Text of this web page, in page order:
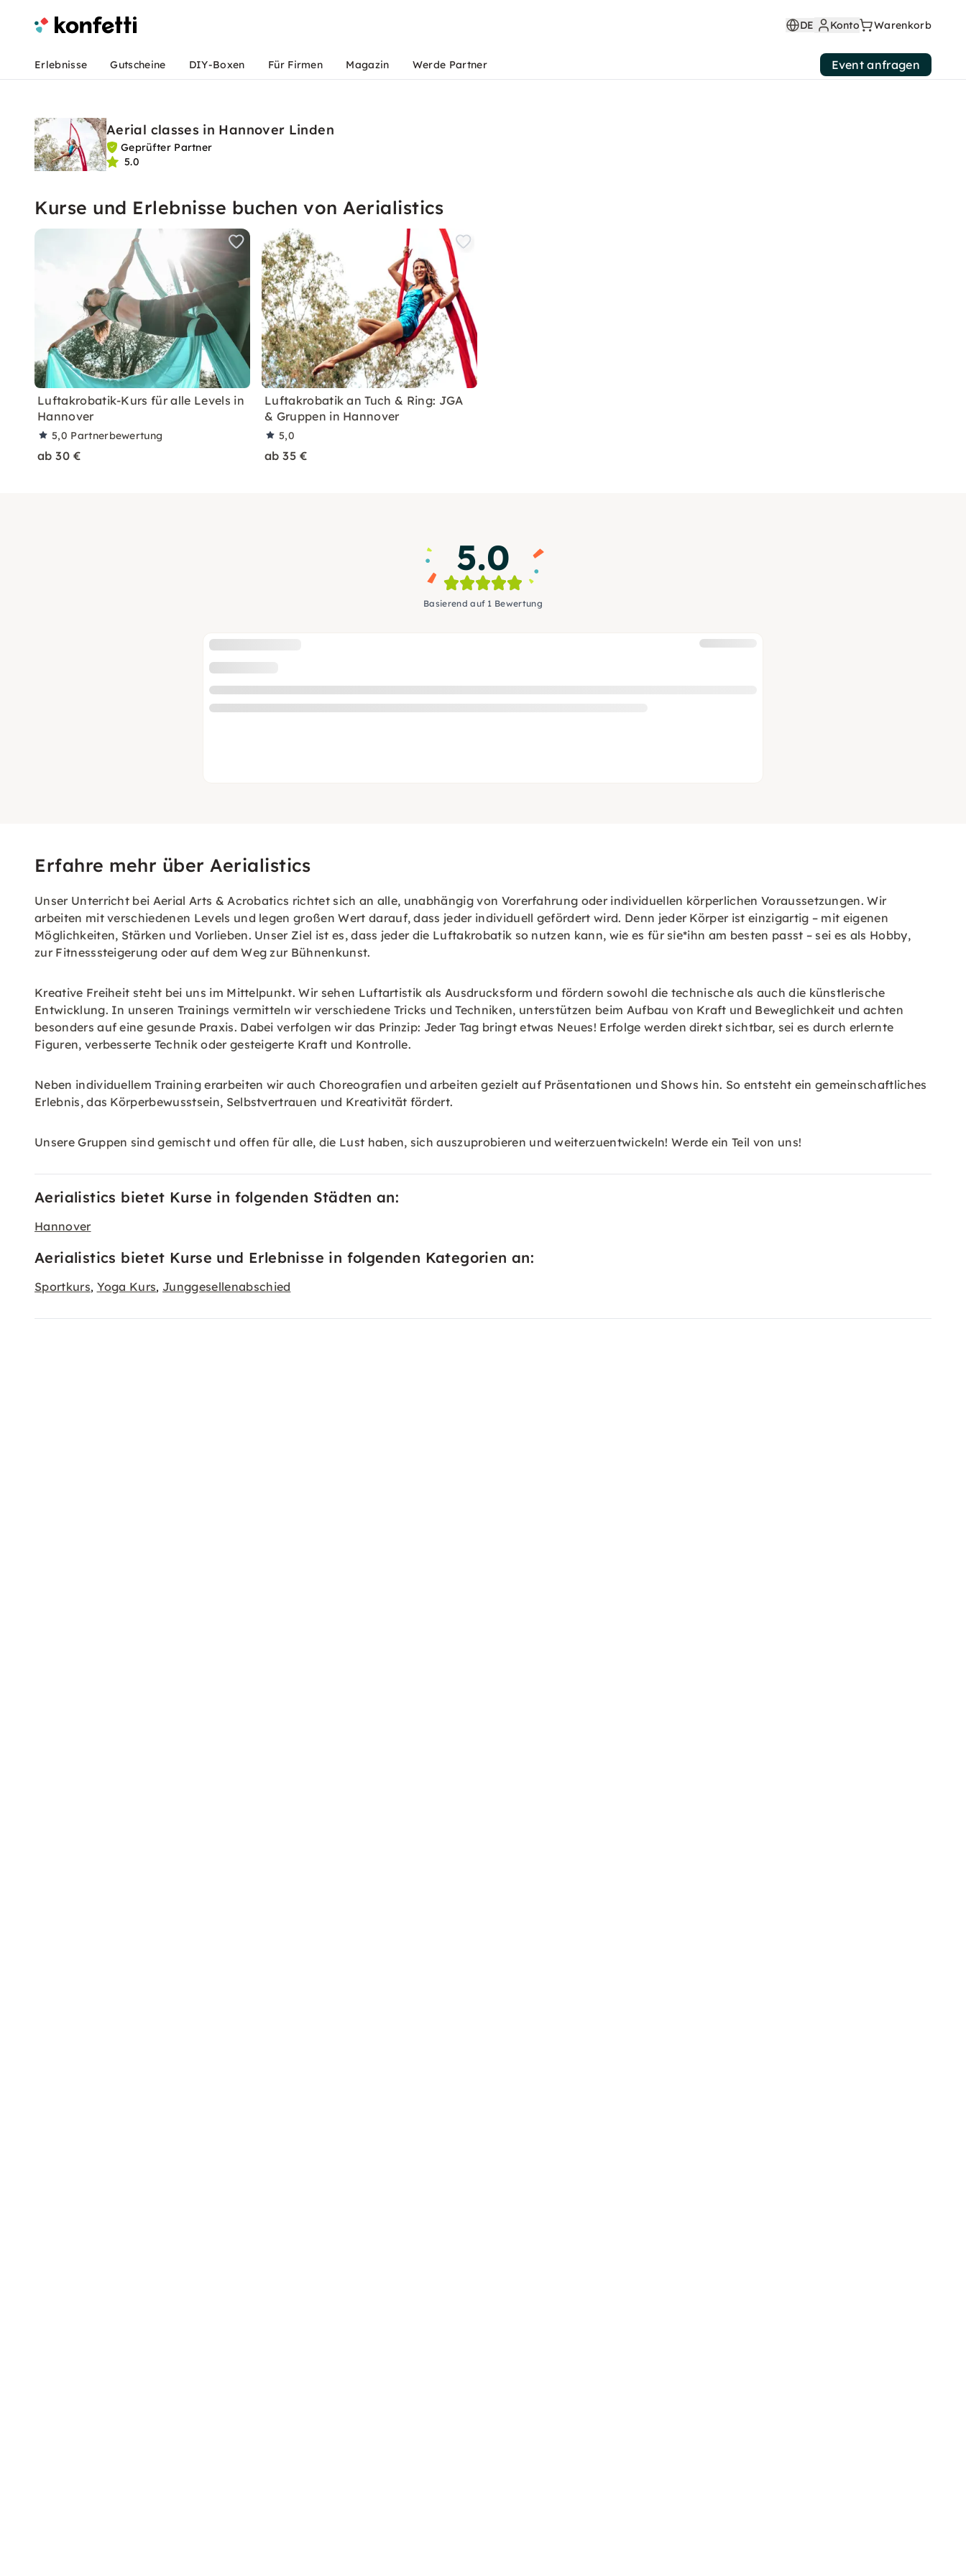
DE Konto Warenkorb
Erlebnisse Gutscheine DIY-Boxen Für Firmen Magazin Werde Partner Event anfragen
Aerial classes in Hannover Linden
Geprüfter Partner
5.0
Kurse und Erlebnisse buchen von Aerialistics
Luftakrobatik-Kurs für alle Levels in
Hannover
5,0 Partnerbewertung
ab 30 €
Luftakrobatik an Tuch & Ring: JGA
& Gruppen in Hannover
5,0
ab 35 €
5.0
Basierend auf 1 Bewertung
Erfahre mehr über Aerialistics
Unser Unterricht bei Aerial Arts & Acrobatics richtet sich an alle, unabhängig von Vorerfahrung oder individuellen körperlichen Voraussetzungen. Wir
arbeiten mit verschiedenen Levels und legen großen Wert darauf, dass jeder individuell gefördert wird. Denn jeder Körper ist einzigartig – mit eigenen
Möglichkeiten, Stärken und Vorlieben. Unser Ziel ist es, dass jeder die Luftakrobatik so nutzen kann, wie es für sie*ihn am besten passt – sei es als Hobby,
zur Fitnesssteigerung oder auf dem Weg zur Bühnenkunst.
Kreative Freiheit steht bei uns im Mittelpunkt. Wir sehen Luftartistik als Ausdrucksform und fördern sowohl die technische als auch die künstlerische
Entwicklung. In unseren Trainings vermitteln wir verschiedene Tricks und Techniken, unterstützen beim Aufbau von Kraft und Beweglichkeit und achten
besonders auf eine gesunde Praxis. Dabei verfolgen wir das Prinzip: Jeder Tag bringt etwas Neues! Erfolge werden direkt sichtbar, sei es durch erlernte
Figuren, verbesserte Technik oder gesteigerte Kraft und Kontrolle.
Neben individuellem Training erarbeiten wir auch Choreografien und arbeiten gezielt auf Präsentationen und Shows hin. So entsteht ein gemeinschaftliches
Erlebnis, das Körperbewusstsein, Selbstvertrauen und Kreativität fördert.
Unsere Gruppen sind gemischt und offen für alle, die Lust haben, sich auszuprobieren und weiterzuentwickeln! Werde ein Teil von uns!
Aerialistics bietet Kurse in folgenden Städten an:
Hannover
Aerialistics bietet Kurse und Erlebnisse in folgenden Kategorien an:
Sportkurs, Yoga Kurs, Junggesellenabschied